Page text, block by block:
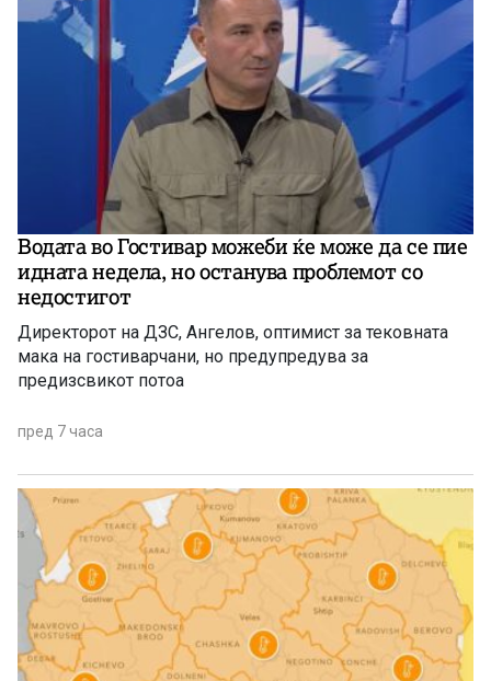
Водата во Гостивар можеби ќе може да се пие
идната недела, но останува проблемот со
недостигот
Директорот на ДЗС, Ангелов, оптимист за тековната
мака на гостиварчани, но предупредува за
предизсвикот потоа
пред 7 часа